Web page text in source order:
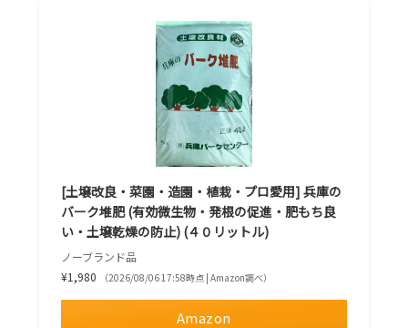
[土壌改良・菜園・造園・植栽・プロ愛用] 兵庫の
バーク堆肥 (有効微生物・発根の促進・肥もち良
い・土壌乾燥の防止) (４０リットル)
ノーブランド品
¥1,980
（2026/08/06 17:58時点 | Amazon調べ）
Amazon